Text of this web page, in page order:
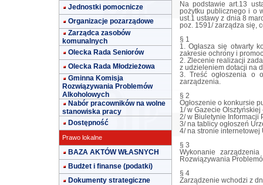
Jednostki pomocnicze
Organizacje pozarządowe
Zarządca zasobów
komunalnych
Olecka Rada Seniorów
Olecka Rada Młodzieżowa
Gminna Komisja
Rozwiązywania Problemów
Alkoholowych
Nabór pracowników na wolne
stanowiska pracy
Dostępność
Prawo lokalne
BAZA AKTÓW WŁASNYCH
Budżet i finanse (podatki)
Dokumenty strategiczne
Na podstawie art.13
pożytku publicznego i o
ust.1 ustawy z dnia 8
poz. 1591/ zarządza się,
§ 1
1. Ogłasza się otwarty
zakresie ochrony i
2. Zlecenie realizacji
z udzieleniem dotacji na
3. Treść ogłoszenia o
zarządzenia.
§ 2
Ogłoszenie o konkursie
1/ w Gazecie Olsztyńskiej
2/ w Biuletynie Informacji
3/ na tablicy ogłoszeń
4/ na stronie internetowej
§ 3
Wykonanie
Rozwiązywania
§ 4
Zarządzenie wchodzi z